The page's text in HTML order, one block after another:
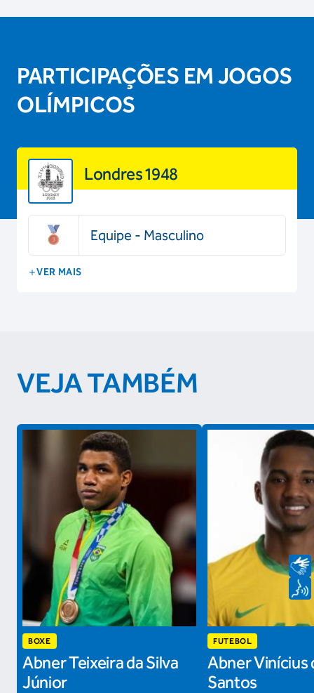
PARTICIPAÇÕES EM JOGOS
OLÍMPICOS
Londres 1948
Equipe - Masculino
VER MAIS
VEJA TAMBÉM
BOXE
Abner Teixeira da Silva
Júnior
FUTEBOL
Abner Vinícius
Santos